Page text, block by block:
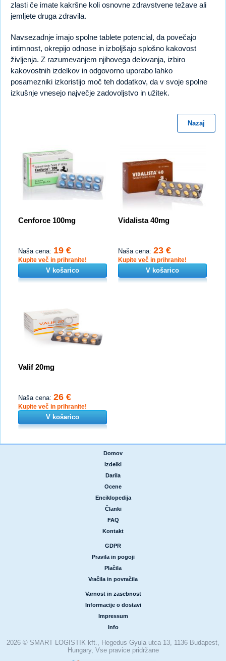
zlasti če imate kakršne koli osnovne zdravstvene težave ali
jemljete druga zdravila.
Navsezadnje imajo spolne tablete potencial, da povečajo
intimnost, okrepijo odnose in izboljšajo splošno kakovost
življenja. Z razumevanjem njihovega delovanja, izbiro
kakovostnih izdelkov in odgovorno uporabo lahko
posamezniki izkoristijo moč teh dodatkov, da v svoje spolne
izkušnje vnesejo največje zadovoljstvo in užitek.
Nazaj
Cenforce 100mg
Naša cena: 19 €
Kupite več in prihranite!
V košarico
Vidalista 40mg
Naša cena: 23 €
Kupite več in prihranite!
V košarico
Valif 20mg
Naša cena: 26 €
Kupite več in prihranite!
V košarico
Domov
Izdelki
Darila
Ocene
Enciklopedija
Članki
FAQ
Kontakt
GDPR
Pravila in pogoji
Plačila
Vračila in povračila
Varnost in zasebnost
Informacije o dostavi
Impressum
Info
2026 © SMART LOGISTIK kft., Hegedus Gyula utca 13, 1136 Budapest,
Hungary, Vse pravice pridržane